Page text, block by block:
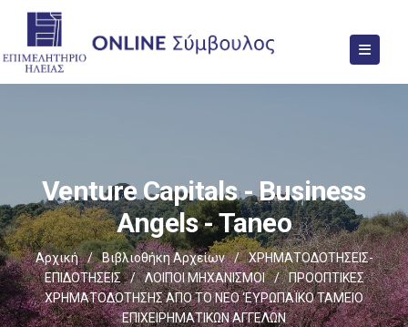
Venture Capitals - Business
Angels - Taneo
Αρχική / Βιβλιοθήκη Αρχείων /
ΧΡΗΜΑΤΟΔΟΤΗΣΕΙΣ-
ΕΠΙΔΟΤΗΣΕΙΣ
/ ΛΟΙΠΟΙ ΜΗΧΑΝΙΣΜΟΙ /
ΠΡΟΟΠΤΙΚΕΣ
ΧΡΗΜΑΤΟΔΟΤΗΣΗΣ ΑΠΟ ΤΟ ΝΕΟ ‘ΕΥΡΩΠΑΪΚΟ ΤΑΜΕΙΟ
ΕΠΙΧΕΙΡΗΜΑΤΙΚΩΝ ΑΓΓΕΛΩΝ